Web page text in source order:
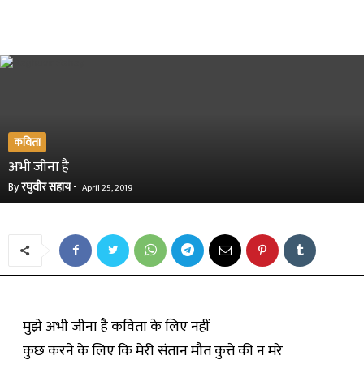
कविता
अभी जीना है
Byरघुवीर सहाय- April 25, 2019
मुझे अभी जीना है कविता के लिए नहीं
कुछ करने के लिए कि मेरी संतान मौत कुत्ते की न मरे